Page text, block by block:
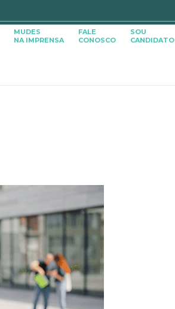
MUDES
NA IMPRENSA
FALE
CONOSCO
SOU
CANDIDATO